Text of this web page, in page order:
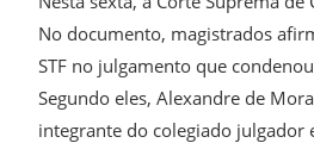
No documento, magistrados
STF no julgamento que
Segundo eles, Alexandre de
integrante do colegiado julgador